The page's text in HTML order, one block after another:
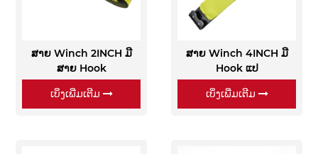
ສາຍ Winch 2INCH ມີ
ສາຍ Hook
ເບິ່ງເພີ່ມເຕີມ
ສາຍ Winch 4INCH ມີ
Hook ແປ
ເບິ່ງເພີ່ມເຕີມ